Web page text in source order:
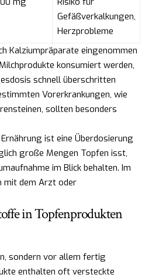
Gefäßverkalkungen,
Herzprobleme
Kalziumpräparate eingenommen
konsumiert werden,
schnell überschritten
Vorerkrankungen, wie
sollten besonders
ist eine Überdosierung
große Mengen Topfen isst,
im Blick behalten. Im
mit dem Arzt oder
in Topfenprodukten
sondern vor allem fertig
enthalten oft versteckte